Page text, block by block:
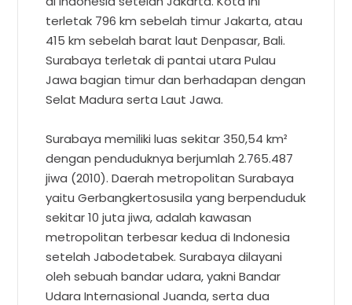
terletak 796 km sebelah timur Jakarta, atau
415 km sebelah barat laut Denpasar, Bali.
Surabaya terletak di pantai utara Pulau
Jawa bagian timur dan berhadapan dengan
Selat Madura serta Laut Jawa.
Surabaya memiliki luas sekitar 350,54 km²
dengan penduduknya berjumlah 2.765.487
jiwa (2010). Daerah metropolitan Surabaya
yaitu Gerbangkertosusila yang berpenduduk
sekitar 10 juta jiwa, adalah kawasan
metropolitan terbesar kedua di Indonesia
setelah Jabodetabek. Surabaya dilayani
oleh sebuah bandar udara, yakni Bandar
Udara Internasional Juanda, serta dua